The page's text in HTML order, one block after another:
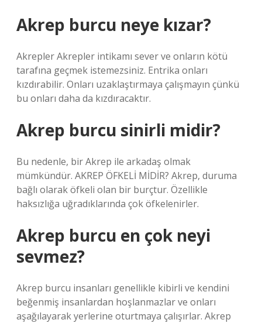
Akrep burcu neye kızar?
Akrepler Akrepler intikamı sever ve onların kötü
tarafına geçmek istemezsiniz. Entrika onları
kızdırabilir. Onları uzaklaştırmaya çalışmayın çünkü
bu onları daha da kızdıracaktır.
Akrep burcu sinirli midir?
Bu nedenle, bir Akrep ile arkadaş olmak
mümkündür. AKREP ÖFKELİ MİDİR? Akrep, duruma
bağlı olarak öfkeli olan bir burçtur. Özellikle
haksızlığa uğradıklarında çok öfkelenirler.
Akrep burcu en çok neyi
sevmez?
Akrep burcu insanları genellikle kibirli ve kendini
beğenmiş insanlardan hoşlanmazlar ve onları
aşağılayarak yerlerine oturtmaya çalışırlar. Akrep